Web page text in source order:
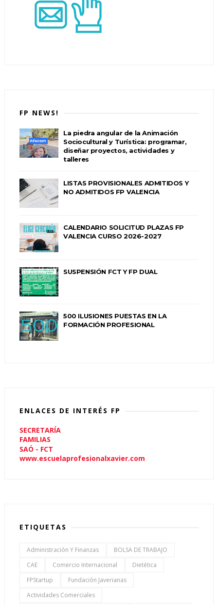
FP NEWS!
La piedra angular de la Animación
Sociocultural y Turística: programar,
diseñar proyectos, actividades y
talleres
LISTAS PROVISIONALES ADMITIDOS Y
NO ADMITIDOS FP VALENCIA
CALENDARIO SOLICITUD PLAZAS FP
VALENCIA CURSO 2026-2027
SUSPENSIÓN FCT Y FP DUAL
500 ILUSIONES PUESTAS EN LA
FORMACIÓN PROFESIONAL
ENLACES DE INTERÉS FP
SECRETARÍA
FAMILIAS
SAÓ - FCT
www.escuelaprofesionalxavier.com
ETIQUETAS
Administración Y Finanzas
BOLSA DE TRABAJO
CAE
Comercio Internacional
Dietética
FPStartup
Fundación Javerianas
Actividades Comerciales